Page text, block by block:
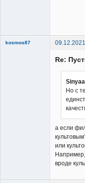
kosmos87
Re:
Но с
а если
или
вроде